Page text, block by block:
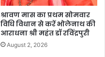
श्रावण मास का प्रथम सोमवार
विधि विधान से करें भोलेनाथ की
आराधना श्री महंत डॉ रविंद्रपुरी
August 2, 2026